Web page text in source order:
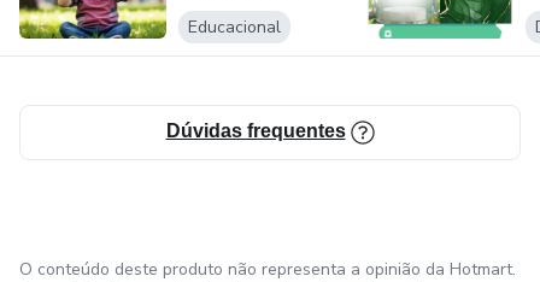
Educacional
Dúvidas frequentes
O conteúdo deste produto não representa a opinião da Hotmart.